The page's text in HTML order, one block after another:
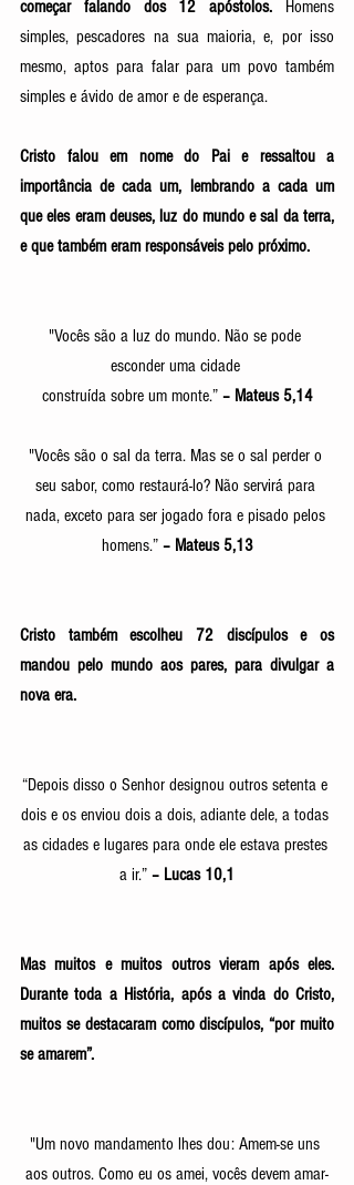
começar falando dos 12 apóstolos. Homens
simples, pescadores na sua maioria, e, por isso
mesmo, aptos para falar para um povo também
simples e ávido de amor e de esperança.
Cristo falou em nome do Pai e ressaltou a
importância de cada um, lembrando a cada um
que eles eram deuses, luz do mundo e sal da terra,
e que também eram responsáveis pelo próximo.
"Vocês são a luz do mundo. Não se pode
esconder uma cidade
construída sobre um monte.” – Mateus 5,14
"Vocês são o sal da terra. Mas se o sal perder o
seu sabor, como restaurá-lo? Não servirá para
nada, exceto para ser jogado fora e pisado pelos
homens.” – Mateus 5,13
Cristo também escolheu 72 discípulos e os
mandou pelo mundo aos pares, para divulgar a
nova era.
“Depois disso o Senhor designou outros setenta e
dois e os enviou dois a dois, adiante dele, a todas
as cidades e lugares para onde ele estava prestes
a ir.” – Lucas 10,1
Mas muitos e muitos outros vieram após eles.
Durante toda a História, após a vinda do Cristo,
muitos se destacaram como discípulos, “por muito
se amarem”.
"Um novo mandamento lhes dou: Amem-se uns
aos outros. Como eu os amei, vocês devem amar-